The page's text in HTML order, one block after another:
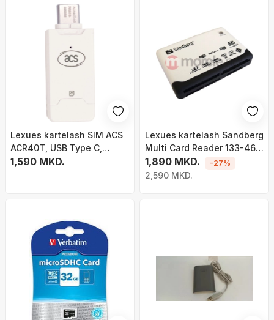
Lexues kartelash SIM ACS
ACR40T, USB Type C,
madhësi SIM
1,590 MKD.
Lexues kartelash Sandberg
Multi Card Reader 133-46,
USB 2.0, shumëllojshmëri
kartelash, i zi
1,890 MKD.
2,590 MKD.
-27%